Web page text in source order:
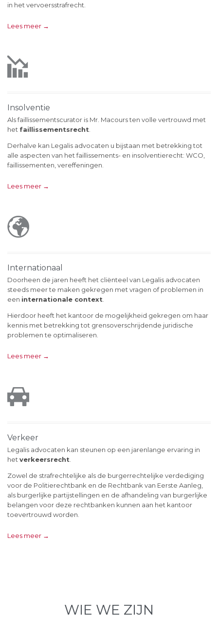
in het vervoersstrafrecht.
Lees meer →

Insolventie
Als faillissementscurator is Mr. Macours ten volle vertrouwd met
het faillissementsrecht
Derhalve kan Legalis advocaten u bijstaan met betrekking tot
alle aspecten van het faillissements- en insolventierecht: WCO,
faillissementen, vereffeningen.
Lees meer →

Internationaal
Doorheen de jaren heeft het cliënteel van Legalis advocaten
steeds meer te maken gekregen met vragen of problemen in
een internationale context
Hierdoor heeft het kantoor de mogelijkheid gekregen om haar
kennis met betrekking tot grensoverschrijdende juridische
problemen te optimaliseren.
Lees meer →

Verkeer
Legalis advocaten kan steunen op een jarenlange ervaring in
het verkeersrecht
Zowel de strafrechtelijke als de burgerrechtelijke verdediging
voor de Politierechtbank en de Rechtbank van Eerste Aanleg,
als burgerlijke partijstellingen en de afhandeling van burgerlijke
belangen voor deze rechtbanken kunnen aan het kantoor
toevertrouwd worden.
Lees meer →
WIE WE ZIJN